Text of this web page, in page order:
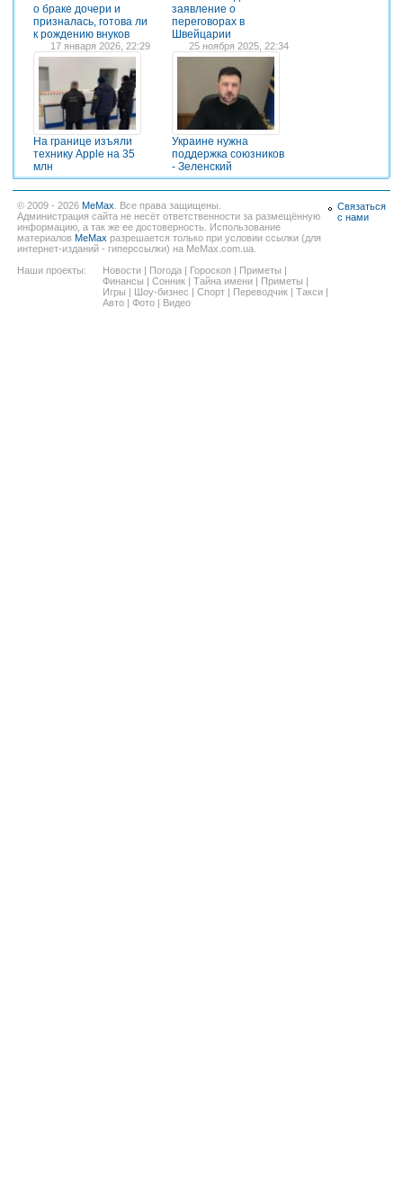
о браке дочери и
призналась, готова ли
к рождению внуков
заявление о
переговорах в
Швейцарии
17 января 2026, 22:29
На границе изъяли
технику Apple на 35
млн
25 ноября 2025, 22:34
Украине нужна
поддержка союзников
- Зеленский
© 2009 - 2026 MeMax. Все права защищены.
Администрация сайта не несёт ответственности за размещённую
информацию, а так же ее достоверность. Использование
материалов MeMax разрешается только при условии ссылки (для
интернет-изданий - гиперссылки) на MeMax.com.ua.
Наши проекты:
Новости Погода Гороскоп Приметы
Финансы
Сонник Тайна имени Приметы
Игры
Шоу-бизнес Спорт Переводчик Такси
Авто
Фото Видео
Связаться
с нами